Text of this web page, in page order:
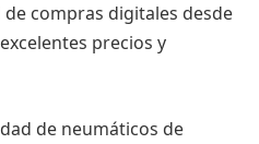
compras digitales desde
precios y
de neumáticos de